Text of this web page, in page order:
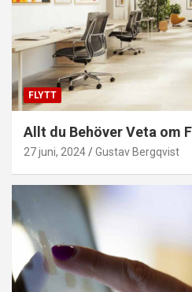
FLYTT
Allt du Behöver Veta om
27 juni, 2024 Gustav Bergqvist